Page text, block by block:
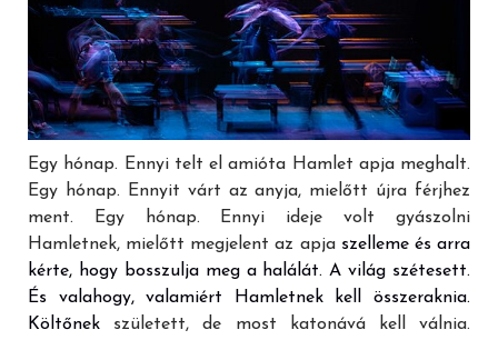
Egy hónap. Ennyi telt el amióta Hamlet apja meghalt.
Egy hónap. Ennyit várt az anyja, mielőtt újra férjhez
ment. Egy hónap. Ennyi ideje volt gyászolni
Hamletnek, mielőtt megjelent az apja szelleme és arra
kérte, hogy bosszulja meg a halálát. A világ szétesett.
És valahogy, valamiért Hamletnek kell összeraknia.
Költőnek született, de most katonává kell válnia.